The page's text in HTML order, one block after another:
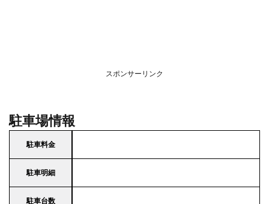
スポンサーリンク
駐車場情報
駐車料金
駐車明細
駐車台数